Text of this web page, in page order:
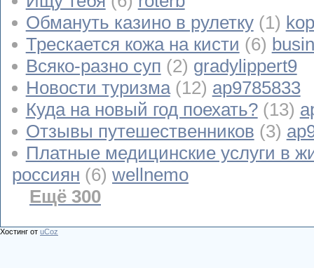
Обмануть казино в рулетку (1)
Трескается кожа на кисти (6)
Всяко-разно суп (2) gradylippert9
Новости туризма (12) ap9785833
Куда на новый год поехать? (13)
Отзывы путешественников (3)
Платные медицинские услуги в
россиян (6) wellnemo
Ещё 300
Хостинг от uCoz